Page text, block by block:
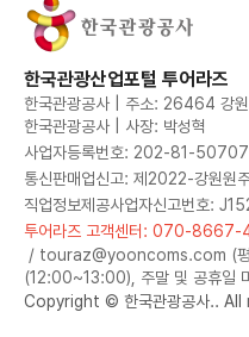
한국관광산업포털 투어라즈
한국관광공사 | 주소: 26464 강
한국관광공사 | 사장: 박성혁
사업자등록번호: 202-81-50707
통신판매업신고: 제2022-강원원
직업정보제공사업자신고번호:
투어라즈 고객센터: 070-8667-
/ touraz@yooncoms.com (
(12:00~13:00), 주말 및 공휴일
Copyright © 한국관광공사..